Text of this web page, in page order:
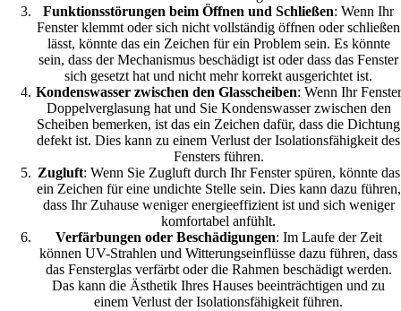
Funktionsstörungen beim Öffnen und Schließen: Wenn Ihr
Fenster klemmt oder sich nicht vollständig öffnen oder schließen
lässt, könnte das ein Zeichen für ein Problem sein. Es könnte
sein, dass der Mechanismus beschädigt ist oder dass das Fenster
sich gesetzt hat und nicht mehr korrekt ausgerichtet ist.
Kondenswasser zwischen den Glasscheiben: Wenn Ihr Fenster
Doppelverglasung hat und Sie Kondenswasser zwischen den
Scheiben bemerken, ist das ein Zeichen dafür, dass die Dichtung
defekt ist. Dies kann zu einem Verlust der Isolationsfähigkeit des
Fensters führen.
Zugluft: Wenn Sie Zugluft durch Ihr Fenster spüren, könnte das
ein Zeichen für eine undichte Stelle sein. Dies kann dazu führen,
dass Ihr Zuhause weniger energieeffizient ist und sich weniger
komfortabel anfühlt.
Verfärbungen oder Beschädigungen: Im Laufe der Zeit
können UV-Strahlen und Witterungseinflüsse dazu führen, dass
das Fensterglas verfärbt oder die Rahmen beschädigt werden.
Das kann die Ästhetik Ihres Hauses beeinträchtigen und zu
einem Verlust der Isolationsfähigkeit führen.